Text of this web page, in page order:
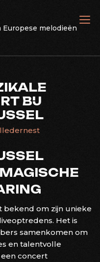
Europese melodieën
BIJ
bekend om zijn unieke
Het is
samenkomen om
en talentvolle
concert